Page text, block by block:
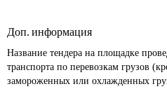
Доп. информация
Название тендера на площадке
транспорта по перевозкам грузов
замороженных или охлажденных